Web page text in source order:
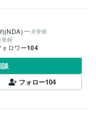
(NDA) 未登録
登録
ォロワー104
談
フォロー104